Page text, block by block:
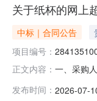
关于纸杯的网上
中标｜合同公告
项目编号：
正文内容： 一、采购
件
发布时间： 2026-07-